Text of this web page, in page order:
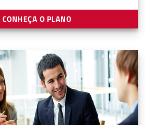
CONHEÇA O PLANO